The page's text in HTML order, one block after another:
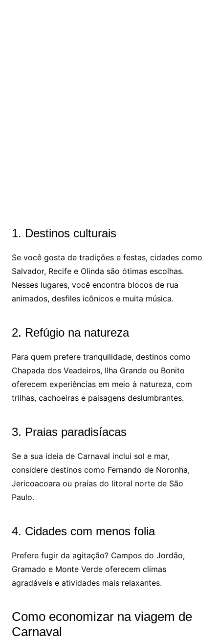
1. Destinos culturais
Se você gosta de tradições e festas, cidades como
Salvador, Recife e Olinda são ótimas escolhas.
Nesses lugares, você encontra blocos de rua
animados, desfiles icônicos e muita música.
2. Refúgio na natureza
Para quem prefere tranquilidade, destinos como
Chapada dos Veadeiros, Ilha Grande ou Bonito
oferecem experiências em meio à natureza, com
trilhas, cachoeiras e paisagens deslumbrantes.
3. Praias paradisíacas
Se a sua ideia de Carnaval inclui sol e mar,
considere destinos como Fernando de Noronha,
Jericoacoara ou praias do litoral norte de São
Paulo.
4. Cidades com menos folia
Prefere fugir da agitação? Campos do Jordão,
Gramado e Monte Verde oferecem climas
agradáveis e atividades mais relaxantes.
Como economizar na viagem de
Carnaval